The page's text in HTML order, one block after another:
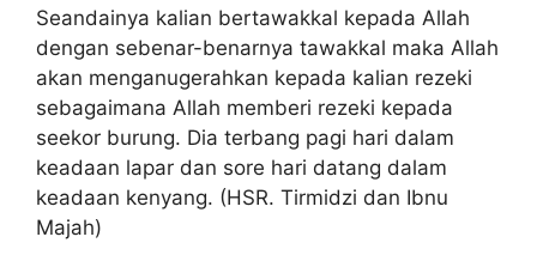
Seandainya kalian bertawakkal kepada Allah
dengan sebenar-benarnya tawakkal maka Allah
akan menganugerahkan kepada kalian rezeki
sebagaimana Allah memberi rezeki kepada
seekor burung. Dia terbang pagi hari dalam
keadaan lapar dan sore hari datang dalam
keadaan kenyang. (HSR. Tirmidzi dan Ibnu
Majah)